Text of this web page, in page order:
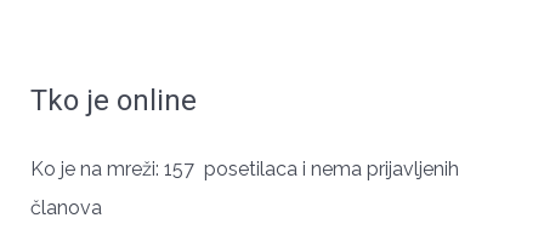
Tko je online
Ko je na mreži: 157 posetilaca i nema prijavljenih
članova